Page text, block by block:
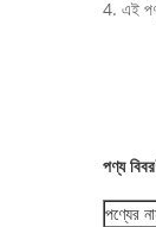
4. এই
পণ্য
পণ্যের